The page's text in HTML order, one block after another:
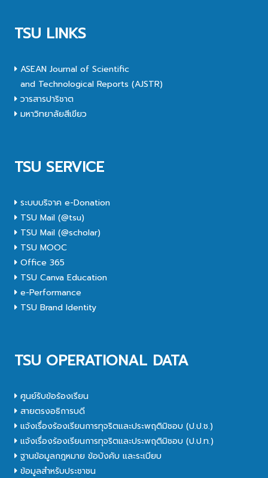
TSU LINKS
ASEAN Journal of Scientific
and Technological Reports (AJSTR)
วารสารปาริชาต
มหาวิทยาลัยสีเขียว
TSU SERVICE
ระบบบริจาค e-Donation
TSU Mail (@tsu)
TSU Mail (@scholar)
TSU MOOC
Office 365
TSU Canva Education
e-Performance
TSU Brand Identity
TSU OPERATIONAL DATA
ศูนย์รับข้อร้องเรียน
สายตรงอธิการบดี
แจ้งเรื่องร้องเรียนการทุจริตและประพฤติมิชอบ (ป.ป.ช.)
แจ้งเรื่องร้องเรียนการทุจริตและประพฤติมิชอบ (ป.ป.ท.)
ฐานข้อมูลกฎหมาย ข้อบังคับ และระเบียบ
ข้อมูลสำหรับประชาชน